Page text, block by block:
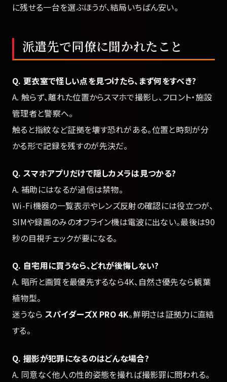
に残せる一台を選ぶほうが、結局いちばん安い。
派遣先で同僚に聞かれたこと
Q. 更衣室で怪しい点を見つけたら、まず何をすべき?
A. 触らず、離れた位置からスマホで撮影し、フロント・施設
管理者と警察へ。
触ると指紋など証拠を壊す恐れがある。位置と時刻が分
かる形で記録を残すのが先決だ。
Q. スマホアプリだけで隠しカメラは見つかる?
A. 補助にはなるが過信は禁物。
Wi-Fi機器の一覧表示やレンズ反射の確認には役立つが、
SIMや録画のみのオフライン機は電波に出ない。最後は90
秒の目視チェックが要になる。
Q. 自宅用に買うなら、どれが後悔しない?
A. 暗所と画質を最優先するなら4K、自然さ優先なら観葉
植物型。
迷うなら スパイダーズX PRO 4K。鮮明さは証拠力に直結
する。
Q. 撮影が犯罪になるのはどんな場合?
A. 同意なく他人の性的姿態を撮れば撮影罪に問われる。